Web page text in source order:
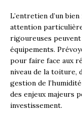
L’entretien d’un
attention
rigoureuses peuvent
équipements.
pour faire face aux
niveau de la toiture,
gestion de
des enjeux majeurs
investissement.